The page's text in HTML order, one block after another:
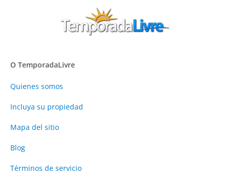
O TemporadaLivre
Quienes somos
Incluya su propiedad
Mapa del sitio
Blog
Términos de servicio